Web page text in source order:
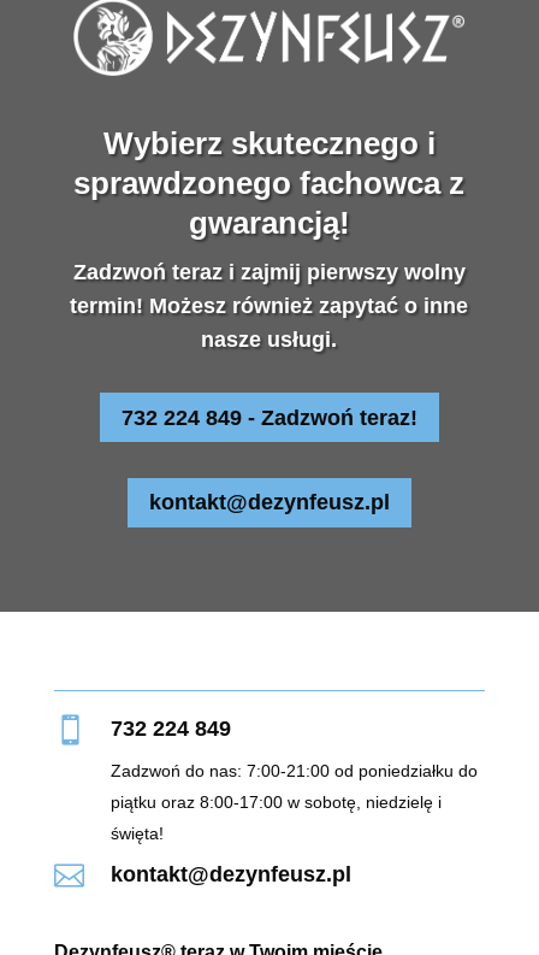
Wybierz skutecznego i
sprawdzonego fachowca z
gwarancją!
Zadzwoń teraz i zajmij pierwszy wolny
termin! Możesz również zapytać o inne
nasze usługi.
732 224 849 - Zadzwoń teraz!
kontakt@dezynfeusz.pl
 732 224 849
Zadzwoń do nas: 7:00-21:00 od poniedziałku do
piątku oraz 8:00-17:00 w sobotę, niedzielę i
święta!
 kontakt@dezynfeusz.pl